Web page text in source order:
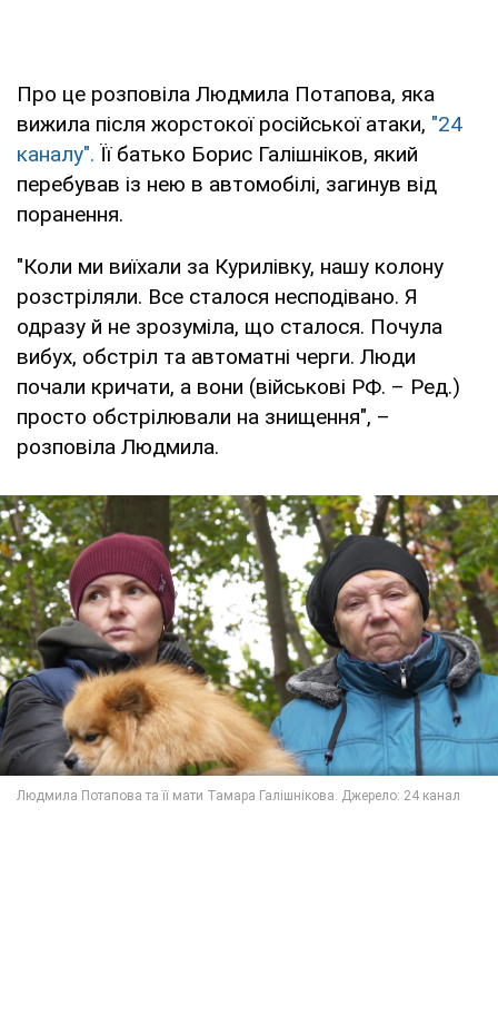
Про це розповіла Людмила Потапова, яка
вижила після жорстокої російської атаки, "24
каналу". Її батько Борис Галішніков, який
перебував із нею в автомобілі, загинув від
поранення.
"Коли ми виїхали за Курилівку, нашу колону
розстріляли. Все сталося несподівано. Я
одразу й не зрозуміла, що сталося. Почула
вибух, обстріл та автоматні черги. Люди
почали кричати, а вони (військові РФ. – Ред.)
просто обстрілювали на знищення", –
розповіла Людмила.